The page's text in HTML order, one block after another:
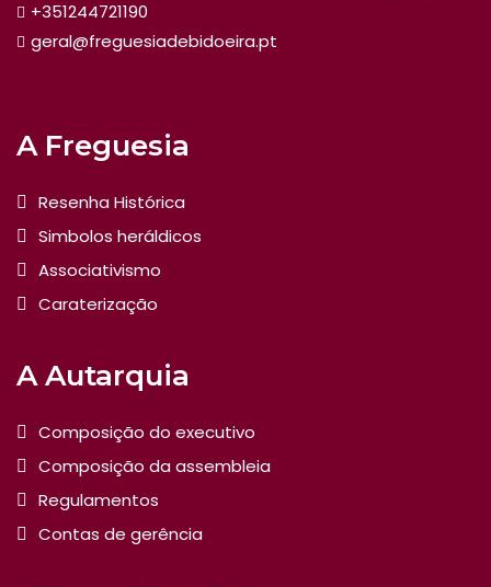
+351244721190
geral@freguesiadebidoeira.pt
A Freguesia
Resenha Histórica
Simbolos heráldicos
Associativismo
Caraterização
A Autarquia
Composição do executivo
Composição da assembleia
Regulamentos
Contas de gerência